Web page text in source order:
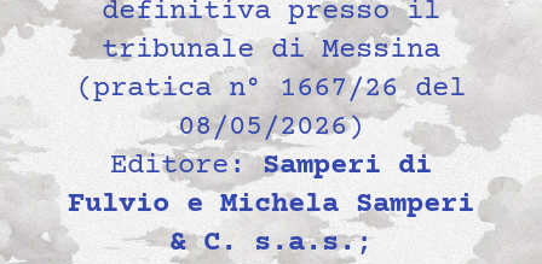
definitiva presso il
tribunale di Messina
(pratica n° 1667/26 del
08/05/2026)
Editore:Samperi di
Fulvio e Michela Samperi
& C. s.a.s.;